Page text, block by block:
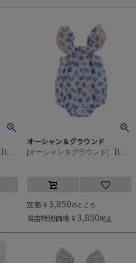
オーシャン＆グラウンド
定価 ¥ 3,850のところ
当店特別価格 ¥ 3,850税込